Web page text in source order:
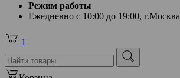
Режим работы
Ежедневно с 10:00 до 19:00, г.Москва
1